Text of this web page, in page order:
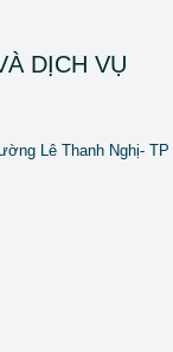
DỊCH VỤ
Lê Thanh Nghị- TP